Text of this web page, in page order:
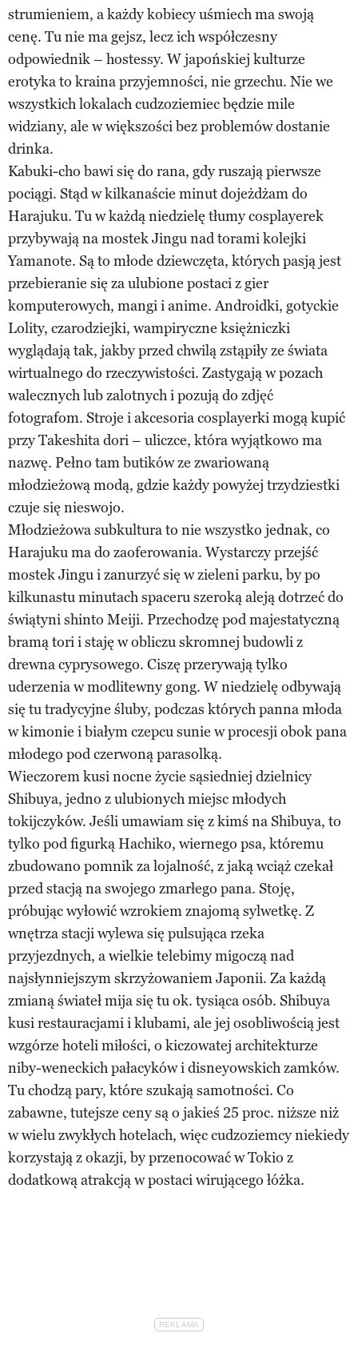
strumieniem, a każdy kobiecy uśmiech ma swoją
cenę. Tu nie ma gejsz, lecz ich współczesny
odpowiednik – hostessy. W japońskiej kulturze
erotyka to kraina przyjemności, nie grzechu. Nie we
wszystkich lokalach cudzoziemiec będzie mile
widziany, ale w większości bez problemów dostanie
drinka.
Kabuki-cho bawi się do rana, gdy ruszają pierwsze
pociągi. Stąd w kilkanaście minut dojeżdżam do
Harajuku. Tu w każdą niedzielę tłumy cosplayerek
przybywają na mostek Jingu nad torami kolejki
Yamanote. Są to młode dziewczęta, których pasją jest
przebieranie się za ulubione postaci z gier
komputerowych, mangi i anime. Androidki, gotyckie
Lolity, czarodziejki, wampiryczne księżniczki
wyglądają tak, jakby przed chwilą zstąpiły ze świata
wirtualnego do rzeczywistości. Zastygają w pozach
walecznych lub zalotnych i pozują do zdjęć
fotografom. Stroje i akcesoria cosplayerki mogą kupić
przy Takeshita dori – uliczce, która wyjątkowo ma
nazwę. Pełno tam butików ze zwariowaną
młodzieżową modą, gdzie każdy powyżej trzydziestki
czuje się nieswojo.
Młodzieżowa subkultura to nie wszystko jednak, co
Harajuku ma do zaoferowania. Wystarczy przejść
mostek Jingu i zanurzyć się w zieleni parku, by po
kilkunastu minutach spaceru szeroką aleją dotrzeć do
świątyni shinto Meiji. Przechodzę pod majestatyczną
bramą tori i staję w obliczu skromnej budowli z
drewna cyprysowego. Ciszę przerywają tylko
uderzenia w modlitewny gong. W niedzielę odbywają
się tu tradycyjne śluby, podczas których panna młoda
w kimonie i białym czepcu sunie w procesji obok pana
młodego pod czerwoną parasolką.
Wieczorem kusi nocne życie sąsiedniej dzielnicy
Shibuya, jedno z ulubionych miejsc młodych
tokijczyków. Jeśli umawiam się z kimś na Shibuya, to
tylko pod figurką Hachiko, wiernego psa, któremu
zbudowano pomnik za lojalność, z jaką wciąż czekał
przed stacją na swojego zmarłego pana. Stoję,
próbując wyłowić wzrokiem znajomą sylwetkę. Z
wnętrza stacji wylewa się pulsująca rzeka
przyjezdnych, a wielkie telebimy migoczą nad
najsłynniejszym skrzyżowaniem Japonii. Za każdą
zmianą świateł mija się tu ok. tysiąca osób. Shibuya
kusi restauracjami i klubami, ale jej osobliwością jest
wzgórze hoteli miłości, o kiczowatej architekturze
niby-weneckich pałacyków i disneyowskich zamków.
Tu chodzą pary, które szukają samotności. Co
zabawne, tutejsze ceny są o jakieś 25 proc. niższe niż
w wielu zwykłych hotelach, więc cudzoziemcy niekiedy
korzystają z okazji, by przenocować w Tokio z
dodatkową atrakcją w postaci wirującego łóżka.